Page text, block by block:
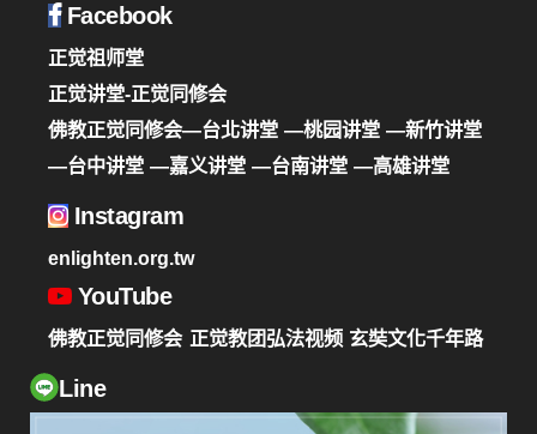
Facebook
正觉祖师堂
正觉讲堂-正觉同修会
佛教正觉同修会—台北讲堂 —桃园讲堂 —新竹讲堂
—台中讲堂 —嘉义讲堂 —台南讲堂 —高雄讲堂
Instagram
enlighten.org.tw
YouTube
佛教正觉同修会 正觉教团弘法视频 玄奘文化千年路
Line